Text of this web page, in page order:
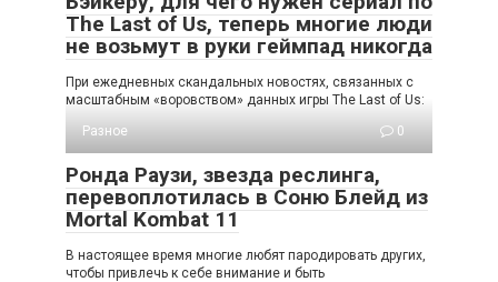
The Last of Us, теперь многие люди
не возьмут в руки геймпад никогда
При ежедневных скандальных новостях, связанных с
масштабным «воровством» данных игры The Last of Us:
Разное
0
Ронда Раузи, звезда реслинга,
перевоплотилась в Соню Блейд из
Mortal Kombat 11
В настоящее время многие любят пародировать других,
чтобы привлечь к себе внимание и быть